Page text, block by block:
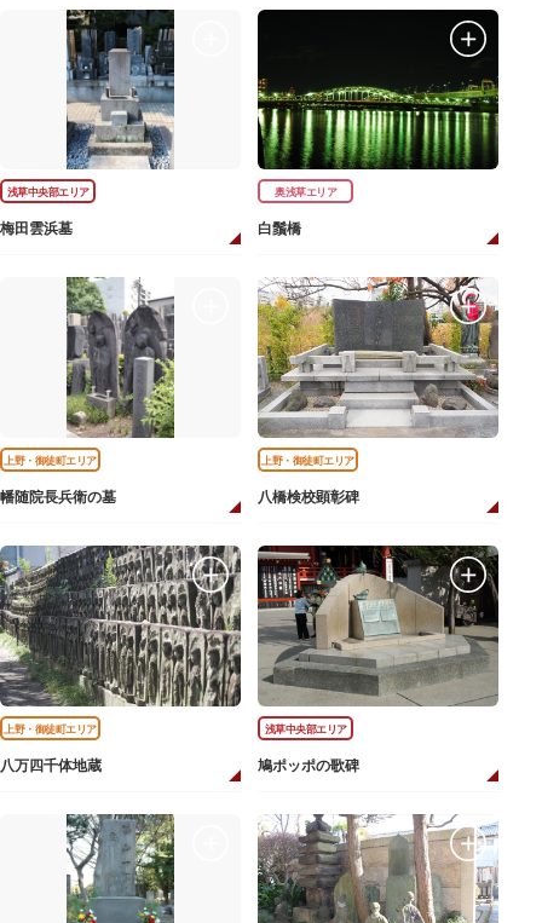
浅草中央部エリア
梅田雲浜墓
奥浅草エリア
白鬚橋
上野・御徒町エリア
幡随院長兵衛の墓
上野・御徒町エリア
八橋検校顕彰碑
上野・御徒町エリア
八万四千体地蔵
浅草中央部エリア
鳩ポッポの歌碑